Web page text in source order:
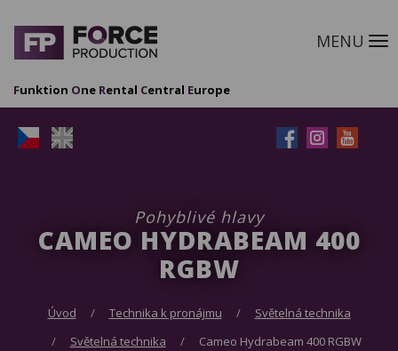
MENU
Funktion One Rental Central Europe
Pohyblivé hlavy
CAMEO HYDRABEAM 400
RGBW
Úvod Technika k pronájmu
Světelná technika
Světelná technika
Cameo Hydrabeam 400 RGBW